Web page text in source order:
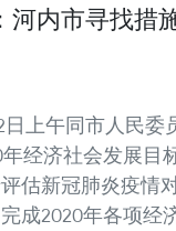
河内市寻找措
日上午同市人民委
经济社会发展目
估新冠肺炎疫情
成2020年各项经